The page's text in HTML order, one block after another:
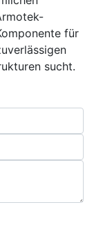
für
sucht.